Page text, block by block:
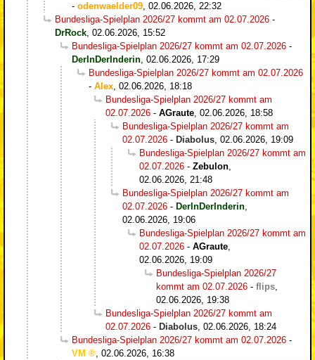
- odenwaelder09, 02.06.2026, 22:32
Bundesliga-Spielplan 2026/27 kommt am 02.07.2026 -
DrRock, 02.06.2026, 15:52
Bundesliga-Spielplan 2026/27 kommt am 02.07.2026 -
DerInDerInderin, 02.06.2026, 17:29
Bundesliga-Spielplan 2026/27 kommt am 02.07.2026
- Alex, 02.06.2026, 18:18
Bundesliga-Spielplan 2026/27 kommt am
02.07.2026 - AGraute, 02.06.2026, 18:58
Bundesliga-Spielplan 2026/27 kommt am
02.07.2026 - Diabolus, 02.06.2026, 19:09
Bundesliga-Spielplan 2026/27 kommt am
02.07.2026 - Zebulon,
02.06.2026, 21:48
Bundesliga-Spielplan 2026/27 kommt am
02.07.2026 - DerInDerInderin,
02.06.2026, 19:06
Bundesliga-Spielplan 2026/27 kommt am
02.07.2026 - AGraute,
02.06.2026, 19:09
Bundesliga-Spielplan 2026/27
kommt am 02.07.2026 - flips,
02.06.2026, 19:38
Bundesliga-Spielplan 2026/27 kommt am
02.07.2026 - Diabolus, 02.06.2026, 18:24
Bundesliga-Spielplan 2026/27 kommt am 02.07.2026 -
VM
, 02.06.2026, 16:38